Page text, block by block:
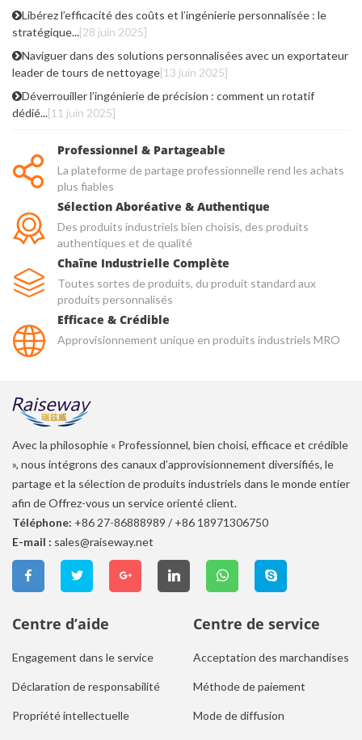
Libérez l’efficacité des coûts et l’ingénierie personnalisée : le
stratégique...[28 juin 2025]
Naviguer dans des solutions personnalisées avec un exportateur
leader de tours de nettoyage[13 juin 2025]
Déverrouiller l’ingénierie de précision : comment un rotatif
dédié...[11 juin 2025]
Professionnel & Partageable
La plateforme de partage professionnelle rend les achats
plus fiables
Sélection Aboréative & Authentique
Des produits industriels bien choisis, des produits
authentiques et de qualité
Chaîne Industrielle Complète
Toutes sortes de produits, du produit standard aux
produits personnalisés
Efficace & Crédible
Approvisionnement unique en produits industriels MRO
Avec la philosophie « Professionnel, bien choisi, efficace et crédible
», nous intégrons des canaux d’approvisionnement diversifiés, le
partage et la sélection de produits industriels dans le monde entier
afin de Offrez-vous un service orienté client.
Téléphone: +86 27-86888989 / +86 18971306750
E-mail : sales@raiseway.net
Centre d’aide
Engagement dans le service
Déclaration de responsabilité
Propriété intellectuelle
Centre de service
Acceptation des marchandises
Méthode de paiement
Mode de diffusion